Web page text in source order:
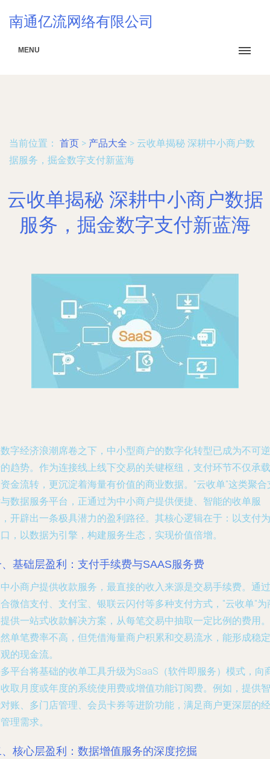
南通亿流网络有限公司
MENU
当前位置： 首页 > 产品大全 > 云收单揭秘 深耕中小商户数
据服务，掘金数字支付新蓝海
云收单揭秘 深耕中小商户数据
服务，掘金数字支付新蓝海
字经济浪潮席卷之下，中小型商户的数字化转型已成为不可逆
趋势。作为连接线上线下交易的关键枢纽，支付环节不仅承载
金流转，更沉淀着海量有价值的商业数据。"云收单"这类聚合
数据服务平台，正通过为中小商户提供便捷、智能的收单服
开辟出一条极具潜力的盈利路径。其核心逻辑在于：以支付为
，以数据为引擎，构建服务生态，实现价值倍增。
基础层盈利：支付手续费与SAAS服务费
小商户提供收款服务，最直接的收入来源是交易手续费。通过
微信支付、支付宝、银联云闪付等多种支付方式，"云收单"为
供一站式收款解决方案，从每笔交易中抽取一定比例的费用。
单笔费率不高，但凭借海量商户积累和交易流水，能形成稳定
的现金流。
平台将基础的收单工具升级为SaaS（软件即服务）模式，向
取月度或年度的系统使用费或增值功能订阅费。例如，提供智
账、多门店管理、会员卡券等进阶功能，满足商户更深层的经
理需求。
核心层盈利：数据增值服务的深度挖掘